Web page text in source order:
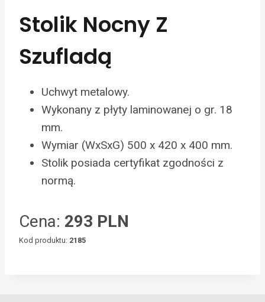
Stolik Nocny Z
Szufladą
Uchwyt metalowy.
Wykonany z płyty laminowanej o gr. 18
mm.
Wymiar (WxSxG) 500 x 420 x 400 mm.
Stolik posiada certyfikat zgodności z
normą.
Cena: 293 PLN
Kod produktu: 2185